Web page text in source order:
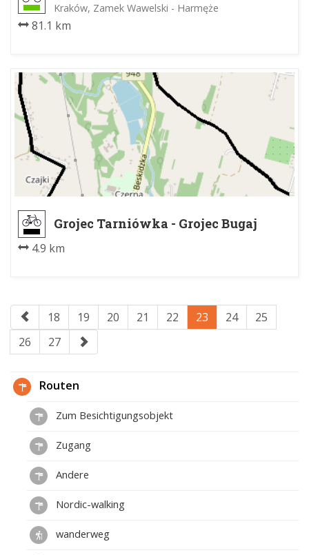
Kraków, Zamek Wawelski - Harmęże
81.1 km
Grojec Tarniówka - Grojec Bugaj
4.9 km
18 19 20 21 22 23 24
25
26
27
Routen
Zum Besichtigungsobjekt
Zugang
Andere
Nordic-walking
wanderweg